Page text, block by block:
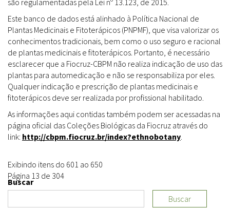
são regulamentadas pela Lei nº 13.123, de 2015.
Este banco de dados está alinhado à Política Nacional de
Plantas Medicinais e Fitoterápicos (PNPMF), que visa valorizar os
conhecimentos tradicionais, bem como o uso seguro e racional
de plantas medicinais e fitoterápicos. Portanto, é necessário
esclarecer que a Fiocruz-CBPM não realiza indicação de uso das
plantas para automedicação e não se responsabiliza por eles.
Qualquer indicação e prescrição de plantas medicinais e
fitoterápicos deve ser realizada por profissional habilitado.
As informações aqui contidas também podem ser acessadas na
página oficial das Coleções Biológicas da Fiocruz através do
link: http://cbpm.fiocruz.br/index?ethnobotany.
Exibindo itens do 601 ao 650
Página 13 de 304
Buscar
Buscar